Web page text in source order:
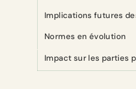
Implications futures des
Normes en évolution
Impact sur les parties